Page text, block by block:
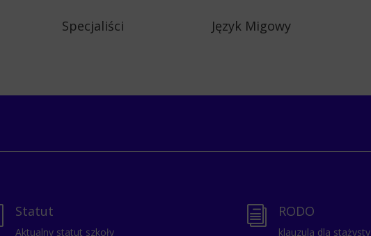
Specjaliści Język Migowy
Statut
Aktualny statut szkoły
i RODO
klauzula dla stażysty